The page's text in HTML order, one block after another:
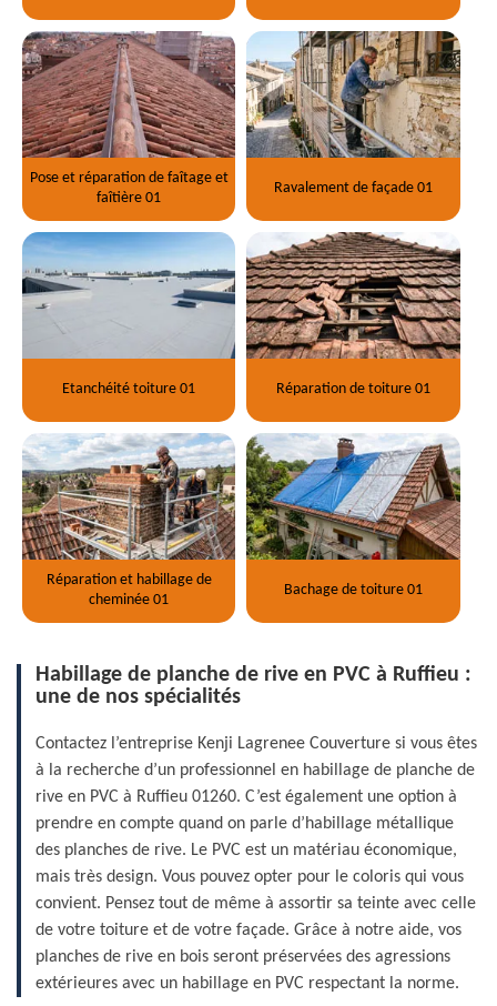
Pose et réparation de faîtage et
faîtière 01
Ravalement de façade 01
Etanchéité toiture 01 Réparation de toiture 01
Réparation et habillage de
cheminée 01
Bachage de toiture 01
Habillage de planche de rive en PVC à Ruffieu :
une de nos spécialités
Contactez l’entreprise Kenji Lagrenee Couverture si vous êtes
à la recherche d’un professionnel en habillage de planche de
rive en PVC à Ruffieu 01260. C’est également une option à
prendre en compte quand on parle d’habillage métallique
des planches de rive. Le PVC est un matériau économique,
mais très design. Vous pouvez opter pour le coloris qui vous
convient. Pensez tout de même à assortir sa teinte avec celle
de votre toiture et de votre façade. Grâce à notre aide, vos
planches de rive en bois seront préservées des agressions
extérieures avec un habillage en PVC respectant la norme.